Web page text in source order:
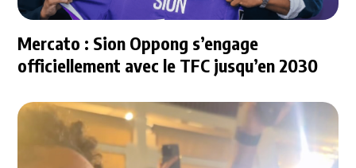
Mercato : Sion Oppong s’engage
officiellement avec le TFC jusqu’en 2030